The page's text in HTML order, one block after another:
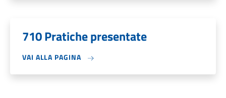
710 Pratiche presentate
VAI ALLA PAGINA